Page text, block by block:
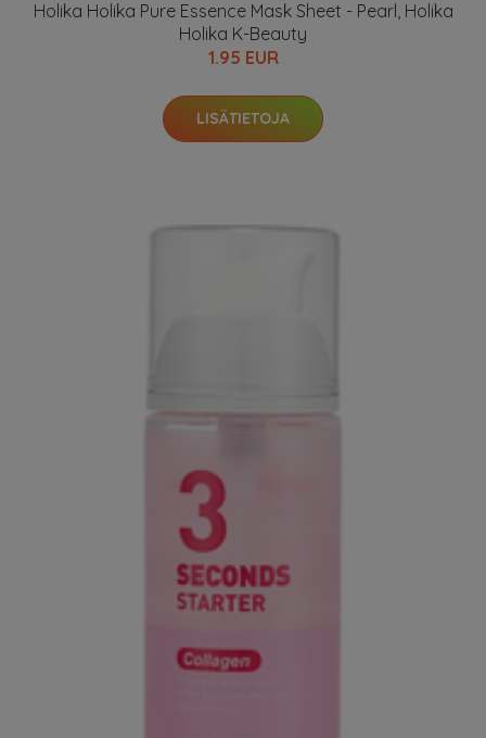
Holika Holika Pure Essence Mask Sheet - Pearl, Holika
Holika K-Beauty
1.95 EUR
LISÄTIETOJA